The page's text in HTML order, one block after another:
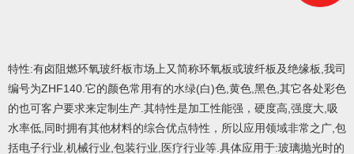
特性:有卤阻燃环氧玻纤板市场上又简称环氧板或玻纤板及绝缘板,我司
编号为ZHF140.它的颜色常用有的水绿(白)色,黄色,黑色,其它各处彩色
的也可客户要求来定制生产.其特性是加工性能强，硬度高,强度大,吸
水率低,同时拥有其他材料的综合优点特性，所以应用领域非常之广,包
括电子行业,机械行业,包装行业,医疗行业等.具体应用于:玻璃抛光时的